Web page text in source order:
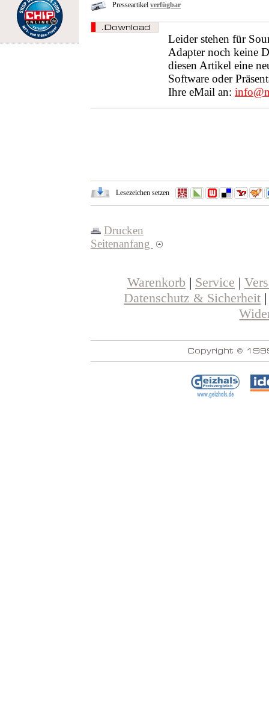
Presseartikel verfügbar
Leider stehen für
Adapter noch keine
diesen Artikel eine
Software oder
Ihre eMail an:
Lesezeichen setzen
Drucken
Seitenanfang
Warenkorb | Service |
Datenschutz & Sicherheit